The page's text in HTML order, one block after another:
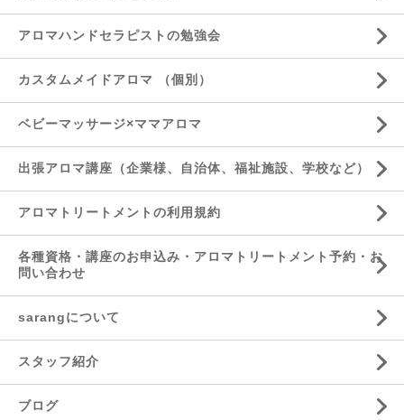
アロマハンドセラピストの勉強会
カスタムメイドアロマ （個別）
ベビーマッサージ×ママアロマ
出張アロマ講座（企業様、自治体、福祉施設、学校など）
アロマトリートメントの利用規約
各種資格・講座のお申込み・アロマトリートメント予約・お
問い合わせ
sarangについて
スタッフ紹介
ブログ